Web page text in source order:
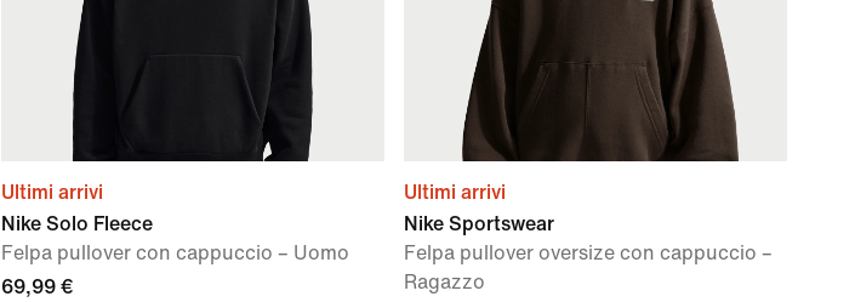
Ultimi arrivi
Nike Solo Fleece
Felpa pullover con cappuccio – Uomo
69,99 €
Ultimi arrivi
Nike Sportswear
Felpa pullover oversize con cappuccio –
Ragazzo